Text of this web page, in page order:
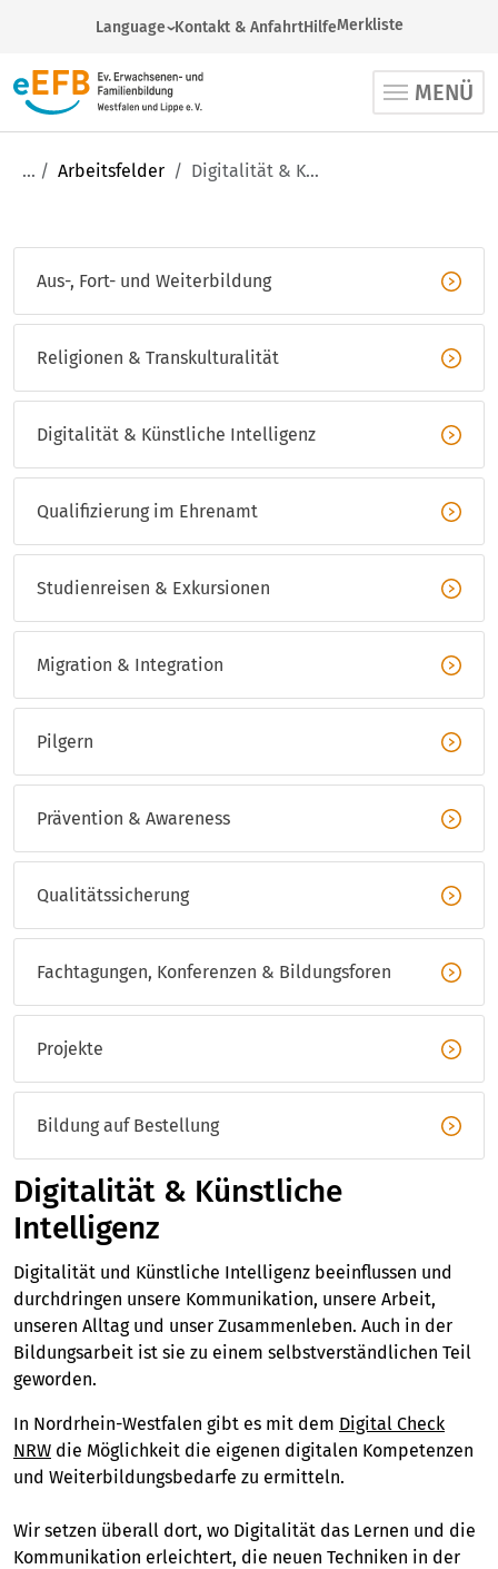
Language
Arabic
English
French
Turkish
Ukrainian
Kontakt & AnfahrtHilfeMerkliste
MENÜ
Arbeitsfelder Digitalität & Künstliche Intelligenz
Aus-, Fort- und Weiterbildung
Religionen & Transkulturalität
Digitalität & Künstliche Intelligenz
Qualifizierung im Ehrenamt
Studienreisen & Exkursionen
Migration & Integration
Pilgern
Prävention & Awareness
Qualitätssicherung
Fachtagungen, Konferenzen & Bildungsforen
Projekte
Bildung auf Bestellung
Digitalität & Künstliche
Intelligenz
Digitalität und Künstliche Intelligenz beeinflussen und
durchdringen unsere Kommunikation, unsere Arbeit,
unseren Alltag und unser Zusammenleben. Auch in der
Bildungsarbeit ist sie zu einem selbstverständlichen Teil
geworden.
In Nordrhein-Westfalen gibt es mit dem Digital Check
NRW die Möglichkeit die eigenen digitalen Kompetenzen
und Weiterbildungsbedarfe zu ermitteln.
Wir setzen überall dort, wo Digitalität das Lernen und die
Kommunikation erleichtert, die neuen Techniken in der